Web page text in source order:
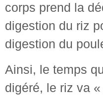
corps prend la
digestion du riz
digestion du
Ainsi, le temps
digéré, le riz va «